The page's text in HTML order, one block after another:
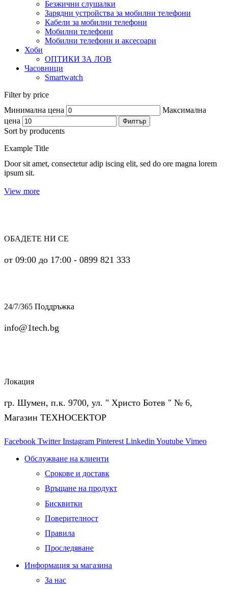
Безжични слушалки
Зарядни устройства за мобилни телефони
Кабели за мобилни телефони
Мобилни телефони
Мобилни телефони и аксесоари
Хоби
ОПТИКИ ЗА ЛОВ
Часовници
Smartwatch
Filter by price
Минимална цена
Максимална
цена
Филтър
Sort by producents
Example Title
Door sit amet, consectetur adip iscing elit, sed do ore magna lorem
ipsum sit.
View more
ОБАДЕТЕ НИ СЕ
от 09:00 до 17:00 - 0899 821 333
24/7/365 Поддръжка
info@1tech.bg
Локация
гр. Шумен, п.к. 9700, ул. " Христо Ботев " № 6,
Магазин ТЕХНОСЕКТОР
Facebook Twitter Instagram Pinterest Linkedin Youtube Vimeo
Обслужване на клиенти
Срокове и доставк
Връщане на продукт
Бисквитки
Поверителност
Правила
Проследяване
Информация за магазина
За нас